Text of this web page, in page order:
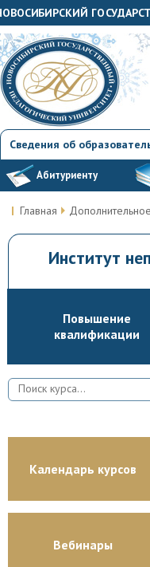
Сведения об
Абитуриенту
Главная
Институт
Повышение
квалификации
Календарь курсов
Вебинары